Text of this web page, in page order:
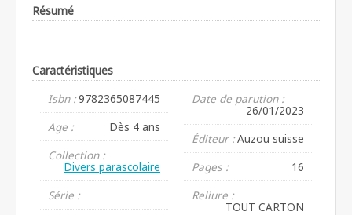
Résumé
Caractéristiques
Isbn :9782365087445
Age :
Dès 4 ans
Collection :
Divers parascolaire
Série :
Date de parution :
26/01/2023
Éditeur :Auzou suisse
Pages :
16
Reliure :
TOUT CARTON